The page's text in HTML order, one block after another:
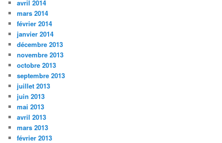
avril 2014
mars 2014
février 2014
janvier 2014
décembre 2013
novembre 2013
octobre 2013
septembre 2013
juillet 2013
juin 2013
mai 2013
avril 2013
mars 2013
février 2013